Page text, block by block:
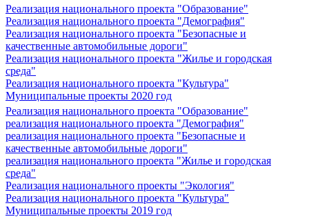
Реализация национального проекта "Образование"
Реализация национального проекта "Демография"
Реализация национального проекта "Безопасные и
качественные автомобильные дороги"
Реализация национального проекта "Жилье и городская
среда"
Реализация национального проекта "Культура"
Муниципальные проекты 2020 год
Реализация национального проекта "Образование"
реализация национального проекта "Демография"
реализация национального проекта "Безопасные и
качественные автомобильные дороги"
реализация национального проекта "Жилье и городская
среда"
Реализация национального проекты "Экология"
Реализация национального проекта "Культура"
Муниципальные проекты 2019 год